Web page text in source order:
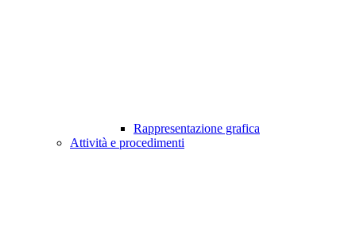
Rappresentazione grafica
Attività e procedimenti